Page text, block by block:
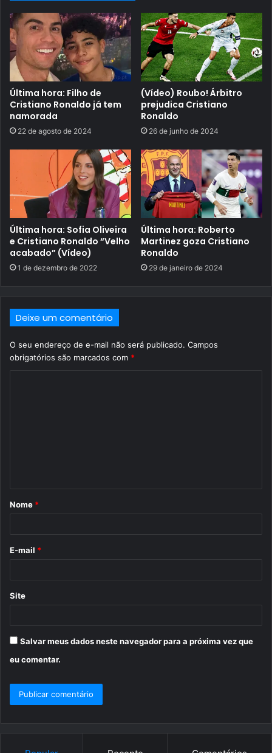
Última hora: Filho de
Cristiano Ronaldo já tem
namorada
22 de agosto de 2024
(Vídeo) Roubo! Árbitro
prejudica Cristiano
Ronaldo
26 de junho de 2024
Última hora: Sofia Oliveira
e Cristiano Ronaldo “Velho
acabado” (Vídeo)
1 de dezembro de 2022
Última hora: Roberto
Martinez goza Cristiano
Ronaldo
29 de janeiro de 2024
Deixe um comentário
O seu endereço de e-mail não será publicado. Campos
obrigatórios são marcados com *
r
Nome *
E-mail *
Site
Salvar meus dados neste navegador para a próxima vez que
eu comentar.